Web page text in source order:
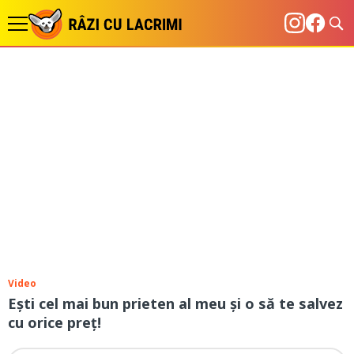
Video
Ești cel mai bun prieten al meu și o să te salvez
cu orice preț!